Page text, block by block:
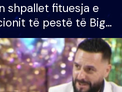
shpallet fituesja e
të pestë të Big
VIP, rrëmben
e madh prej 100
eurosh